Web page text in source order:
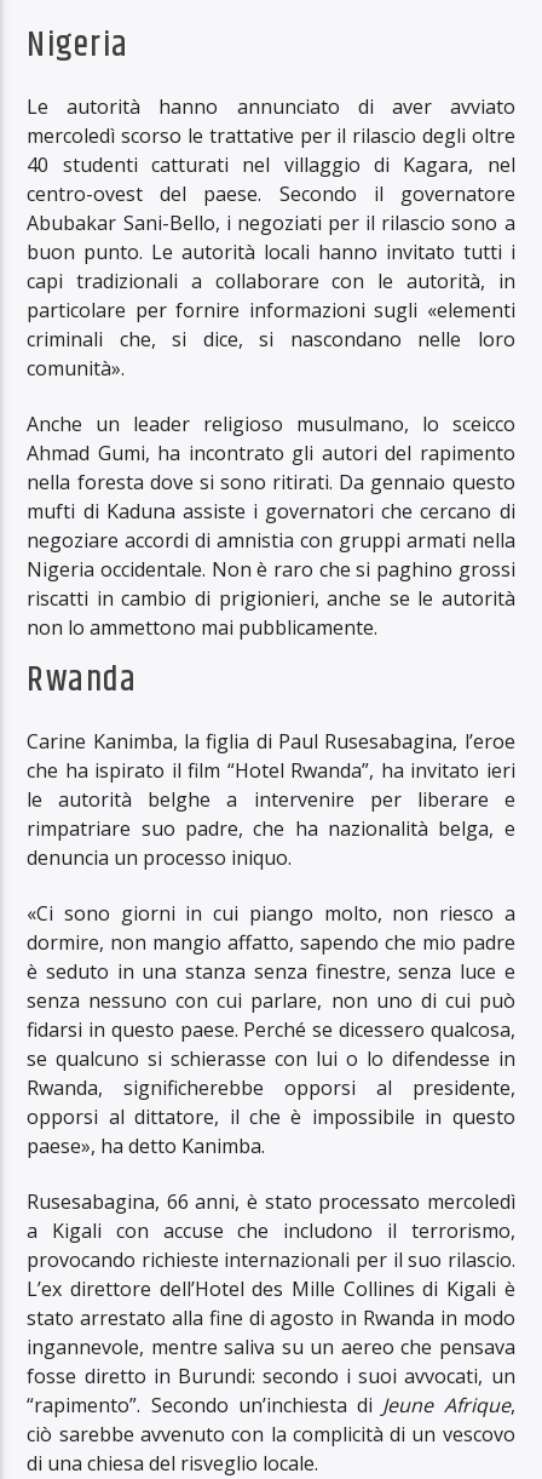
Nigeria
Le autorità hanno annunciato di aver avviato
mercoledì scorso le trattative per il rilascio degli oltre
40 studenti catturati nel villaggio di Kagara, nel
centro-ovest del paese. Secondo il governatore
Abubakar Sani-Bello, i negoziati per il rilascio sono a
buon punto. Le autorità locali hanno invitato tutti i
capi tradizionali a collaborare con le autorità, in
particolare per fornire informazioni sugli «elementi
criminali che, si dice, si nascondano nelle loro
comunità».
Anche un leader religioso musulmano, lo sceicco
Ahmad Gumi, ha incontrato gli autori del rapimento
nella foresta dove si sono ritirati. Da gennaio questo
mufti di Kaduna assiste i governatori che cercano di
negoziare accordi di amnistia con gruppi armati nella
Nigeria occidentale. Non è raro che si paghino grossi
riscatti in cambio di prigionieri, anche se le autorità
non lo ammettono mai pubblicamente.
Rwanda
Carine Kanimba, la figlia di Paul Rusesabagina, l’eroe
che ha ispirato il film “Hotel Rwanda”, ha invitato ieri
le autorità belghe a intervenire per liberare e
rimpatriare suo padre, che ha nazionalità belga, e
denuncia un processo iniquo.
«Ci sono giorni in cui piango molto, non riesco a
dormire, non mangio affatto, sapendo che mio padre
è seduto in una stanza senza finestre, senza luce e
senza nessuno con cui parlare, non uno di cui può
fidarsi in questo paese. Perché se dicessero qualcosa,
se qualcuno si schierasse con lui o lo difendesse in
Rwanda, significherebbe opporsi al presidente,
opporsi al dittatore, il che è impossibile in questo
paese», ha detto Kanimba.
Rusesabagina, 66 anni, è stato processato mercoledì
a Kigali con accuse che includono il terrorismo,
provocando richieste internazionali per il suo rilascio.
L’ex direttore dell’Hotel des Mille Collines di Kigali è
stato arrestato alla fine di agosto in Rwanda in modo
ingannevole, mentre saliva su un aereo che pensava
fosse diretto in Burundi: secondo i suoi avvocati, un
“rapimento”. Secondo un’inchiesta di Jeune Afrique,
ciò sarebbe avvenuto con la complicità di un vescovo
di una chiesa del risveglio locale.